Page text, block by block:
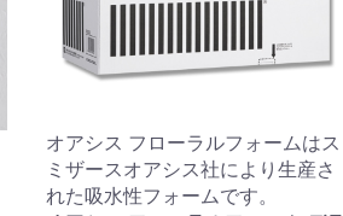
オアシス フローラルフォームはス
ミザースオアシス社により生産さ
れた吸水性フォームです。